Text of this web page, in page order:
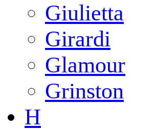
Giulietta
Girardi
Glamour
Grinston
H